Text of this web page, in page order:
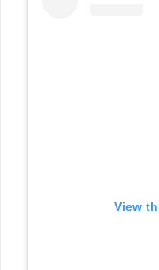
View